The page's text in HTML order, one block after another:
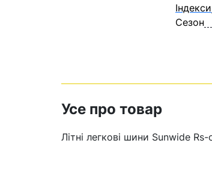
Індекси
Сезон
Усе про товар
Літні легкові шини Sunwide